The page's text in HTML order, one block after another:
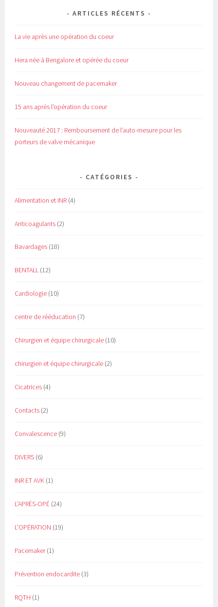
ARTICLES RÉCENTS
La vie après une opération du coeur
Hera née à Bengalore et opérée du coeur
Nouveau changement de pacemaker
15 ans après l’opération du coeur
Nouveauté 2017 : Remboursement de l’auto-mesure pour les
porteurs de valve mécanique
CATÉGORIES
Alimentation et INR (4)
Anticoagulants (2)
Bavardages (18)
BENTALL (12)
Cardiologie (10)
centre de rééducation (7)
Chirurgien et équipe chirurgicale (10)
chirurgien et équipe chirurgicale (2)
Cicatrices (4)
Contacts (2)
Convalescence (9)
DIVERS (6)
INR ET AVK (1)
L'APRÈS-OPÉ (24)
L'OPÉRATION (19)
Pacemaker(1)
Prévention endocardite (3)
RQTH (1)